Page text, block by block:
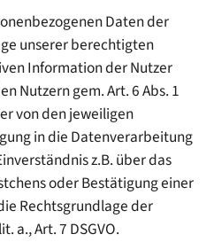
Daten der
unserer berechtigten
Information der Nutzer
Nutzern gem. Art. 6 Abs. 1
von den jeweiligen
in die Datenverarbeitung
z.B. über das
oder Bestätigung einer
Rechtsgrundlage der
a., Art. 7 DSGVO.